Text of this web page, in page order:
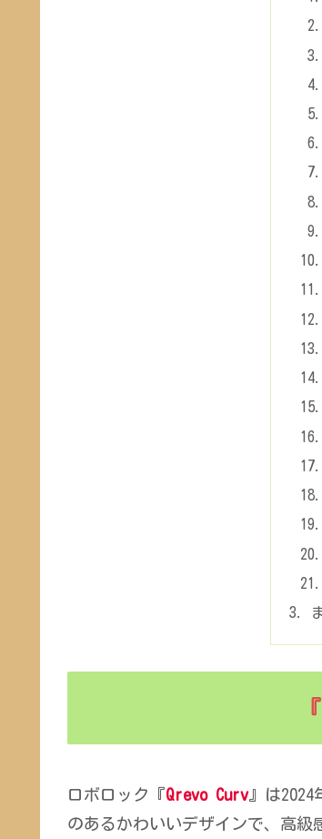
ロボロック『Qrevo Curv』は2024
のあるかわいいデザインで、高級